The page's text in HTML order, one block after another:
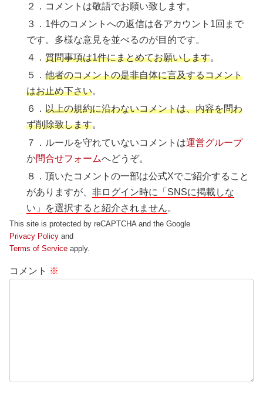
２．コメントは敬語でお願い致します。
３．1件のコメントへの返信は各アカウント1回まで
です。多様な意見を並べるのが目的です。
４．質問事項は1件にまとめてお願いします。
５．他者のコメントの是非自体に言及するコメント
はお止め下さい。
６．以上の規約に沿わないコメントは、内容を問わ
ず削除致します。
７．ルールを守れていないコメントは運営グループ
か問合せフォームへどうぞ。
８．頂いたコメントの一部は公式Xでご紹介すること
がありますが、非ログイン時に「SNSに掲載しな
い」を選択すると紹介されません。
This site is protected by reCAPTCHA and the Google
Privacy Policy and
Terms of Service apply.
コメント ※